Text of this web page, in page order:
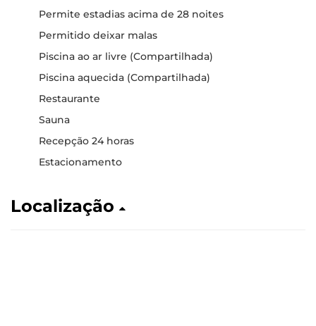
Permite estadias acima de 28 noites
Permitido deixar malas
Piscina ao ar livre (Compartilhada)
Piscina aquecida (Compartilhada)
Restaurante
Sauna
Recepção 24 horas
Estacionamento
Localização